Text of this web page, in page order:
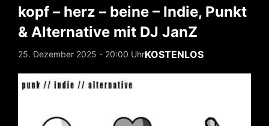
kopf – herz – beine – Indie, Punkt
& Alternative mit DJ JanZ
25. Dezember 2025 - 20:00 KOSTENLOS